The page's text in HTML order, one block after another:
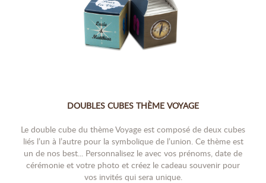
DOUBLES CUBES THÈME VOYAGE
Le double cube du thème Voyage est composé de deux cubes
liés l’un à l’autre pour la symbolique de l’union. Ce thème est
un de nos best... Personnalisez le avec vos prénoms, date de
cérémonie et votre photo et créez le cadeau souvenir pour
vos invités qui sera unique.